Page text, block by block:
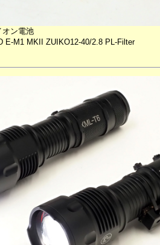
オン電池
E-M1 MKII ZUIKO12-40/2.8 PL-Filter